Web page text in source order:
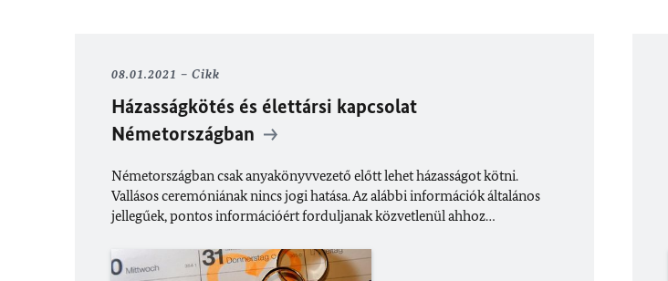
08.01.2021 Cikk
Házasságkötés és élettársi kapcsolat
Németországban
Németországban csak anyakönyvvezető előtt lehet házasságot kötni.
Vallásos ceremóniának nincs jogi hatása. Az alábbi információk általános
jellegűek, pontos információért forduljanak közvetlenül ahhoz…